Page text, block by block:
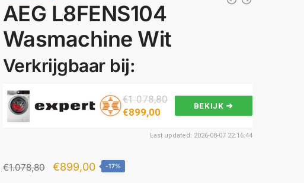
AEG L8FENS104
Wasmachine Wit
Verkrijgbaar bij:
€1.078,80
€899,00
BEKIJK ➜
Last updated: 2026-08-07 22:16:44
€1.078,80
Oorspronkelijke
€899,00Huidige
-17%